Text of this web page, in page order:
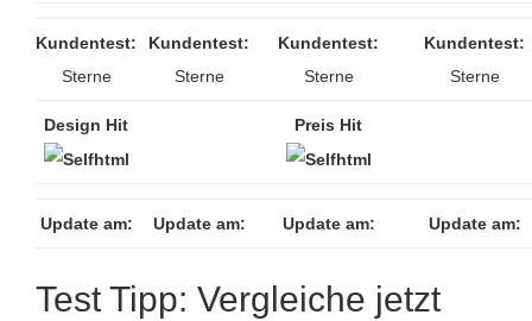
Kundentest:
Sterne
Kundentest:
Sterne
Kundentest:
Sterne
Kundentest:
Sterne
Design Hit Preis Hit
Update am: Update am: Update am: Update am:
Test Tipp: Vergleiche jetzt